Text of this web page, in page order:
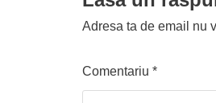
Adresa ta de email nu
Comentariu *